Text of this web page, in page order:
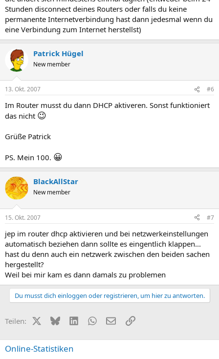
Stunden disconnect deines Routers oder falls du keine
permanente Internetverbindung hast dann jedesmal wenn du
eine Verbindung zum Internet herstellst)
Patrick Hügel
New member
13. Okt. 2007 #6
Im Router musst du dann DHCP aktiveren. Sonst funktioniert
das nicht 😉
Grüße Patrick
PS. Mein 100. 😀
BlackAllStar
New member
15. Okt. 2007 #7
jep im router dhcp aktivieren und bei netzwerkeinstellungen
automatisch beziehen dann sollte es eingentlich klappen...
hast du denn auch ein netzwerk zwischen den beiden sachen
hergestellt?
Weil bei mir kam es dann damals zu problemen
Du musst dich einloggen oder registrieren, um hier zu antworten.
Teilen: X (Twitter)
BlueskyLinkedInWhatsApp
E-MailLink
Online-Statistiken